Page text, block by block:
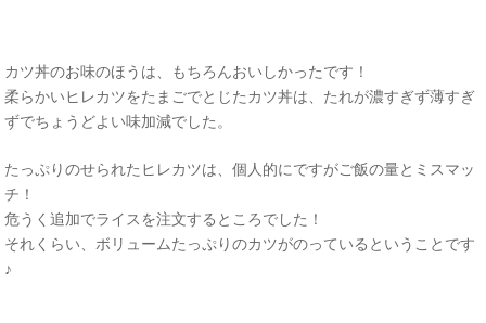
カツ丼のお味のほうは、もちろんおいしかったです！
柔らかいヒレカツをたまごでとじたカツ丼は、たれが濃すぎず薄すぎ
ずでちょうどよい味加減でした。
たっぷりのせられたヒレカツは、個人的にですがご飯の量とミスマッ
チ！
危うく追加でライスを注文するところでした！
それくらい、ボリュームたっぷりのカツがのっているということです
♪